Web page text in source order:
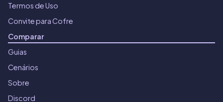
Termos de Uso
Convite para Cofre
Comparar
Guias
Cenários
Sobre
Discord